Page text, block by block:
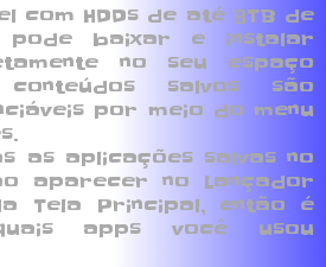
com HDDs de até 8TB de
pode baixar e instalar
no seu espaço
salvos são
por meio do menu
as aplicações salvas no
aparecer no Lançador
Tela Principal, então é
apps você usou